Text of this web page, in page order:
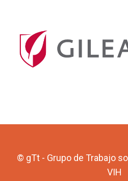
© gTt - Grupo de Trabajo
VIH